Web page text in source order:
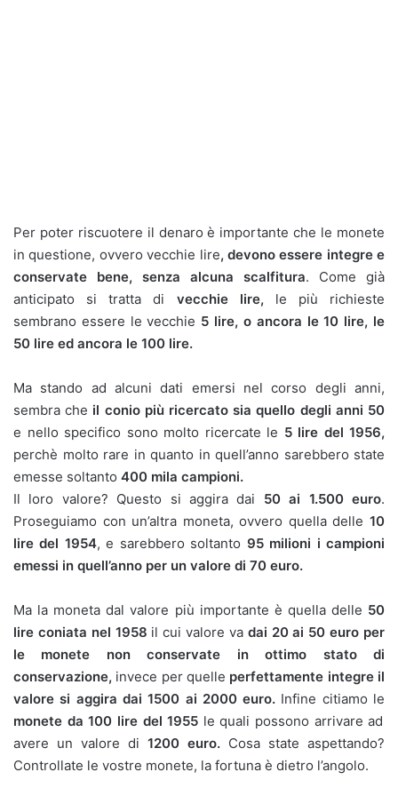
Per poter riscuotere il denaro è importante che le monete
in questione, ovvero vecchie lire, devono essere integre e
conservate
bene, senza alcuna scalfitura. Come già
anticipato si tratta di vecchie lire, le più richieste
sembrano essere le vecchie 5 lire, o ancora le 10 lire, le
50 lire ed ancora le 100 lire.
Ma stando ad alcuni dati emersi nel corso degli anni,
sembra che il conio più ricercato sia quello degli anni 50
e nello specifico sono molto ricercate le 5 lire del 1956,
perchè molto rare in quanto in quell’anno sarebbero state
emesse soltanto 400 mila campioni.
Il loro valore? Questo si aggira dai 50 ai 1.500 euro.
Proseguiamo con un’altra moneta, ovvero quella delle 10
lire del 1954, e sarebbero soltanto 95 milioni i campioni
emessi in quell’anno per un valore di 70 euro.
Ma la moneta dal valore più importante è quella delle 50
lire coniata nel 1958 il cui valore va dai 20 ai 50 euro per
le monete non conservate in ottimo stato di
conservazione, invece per quelle perfettamente integre il
valore si aggira dai 1500 ai 2000 euro. Infine citiamo le
monete da 100 lire del 1955 le quali possono arrivare ad
avere un valore di 1200 euro. Cosa state aspettando?
Controllate le vostre monete, la fortuna è dietro l’angolo.